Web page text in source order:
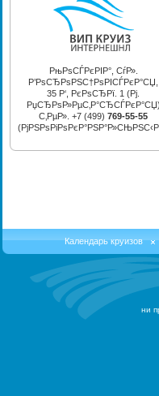
РњРѕСЃРєРІР°, СѓР».
Р’РѕСЂРѕРЅС†РѕРІСЃРєР°СЏ,
35 Р‘, РєРѕСЂРї. 1 (Рј.
РџСЂРѕР»РµС‚Р°СЂСЃРєР°СЏ)
С‚РµР». +7 (499) 769-55-55
Календарь круизов
ни